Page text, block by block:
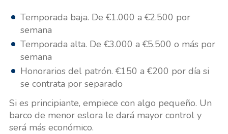
Temporada baja. De €1.000 a €2.500 por
semana
Temporada alta. De €3.000 a €5.500 o más por
semana
Honorarios del patrón. €150 a €200 por día si
se contrata por separado
Si es principiante, empiece con algo pequeño. Un
barco de menor eslora le dará mayor control y
será más económico.